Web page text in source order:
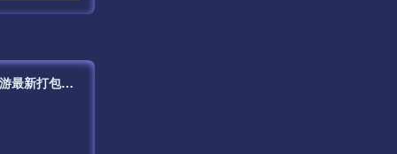
【传奇手游之逐鹿天下第五季二开修复版】经典战神引擎特色三职业传奇手游最新打包Win服务端源码视频架设教程-诺玛遗址-雪原遗址-道馆密道-新版多功能GM授权物品后台-gm直冲网页后台-安卓苹果IOS双端版本！